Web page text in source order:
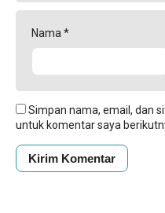
Nama *
Simpan nama, email, dan
untuk komentar saya